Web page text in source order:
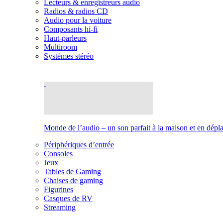
Lecteurs & enregistreurs audio
Radios & radios CD
Audio pour la voiture
Composants hi-fi
Haut-parleurs
Multiroom
Systèmes stéréo
Monde de l’audio – un son parfait à la maison et en
Périphériques d’entrée
Consoles
Jeux
Tables de Gaming
Chaises de gaming
Figurines
Casques de RV
Streaming